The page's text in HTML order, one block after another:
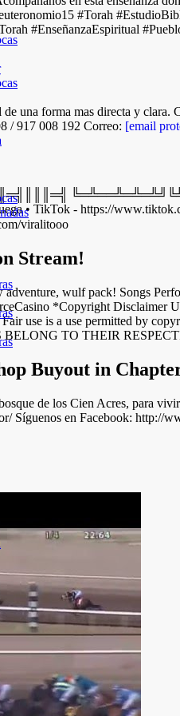
#Torah
#EnseñanzaEspiritual
una forma mas directa y
/ 917 008 192 Correo: [email
• TikTok - https://
viralitooo
Stream!
wulf pack! Songs
*Copyright Disclaimer
use is a use permitted by
BELONG TO THEIR
Buyout in
de los Cien Acres, para
en Facebook: http://